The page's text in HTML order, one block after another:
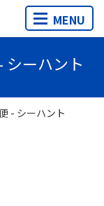
MENU
ーハント
- シーハント